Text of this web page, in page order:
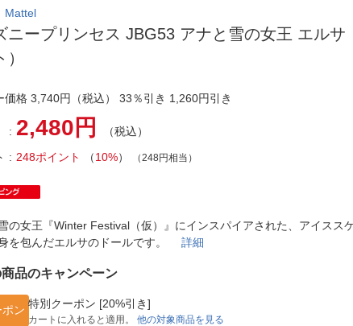
お客様サポート
ご利用ガイド
Mattel
ニープリンセス JBG53 アナと雪の女王 エルサ
価格 3,740円（税込） 33％引き 1,260円引き
2,480円
（税込）
248ポイント （10%） （248円相当）
の女王『Winter Festival（仮）』にインスパイアされた、アイスス
を包んだエルサのドールです。詳細
商品のキャンペーン
ポン
特別クーポン [20%引き]
カートに入れると適用。他の対象商品を見る